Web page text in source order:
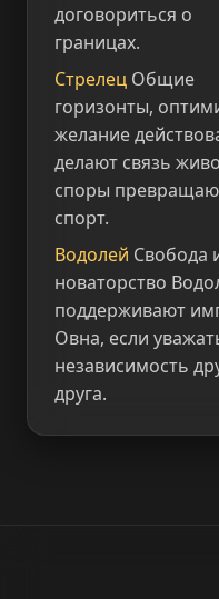
договориться о
границах.
Стрелец Общие
горизонты,
желание
делают связь
споры
спорт.
Водолей Свобода
новаторство
поддерживают
Овна, если
независимость
друга.